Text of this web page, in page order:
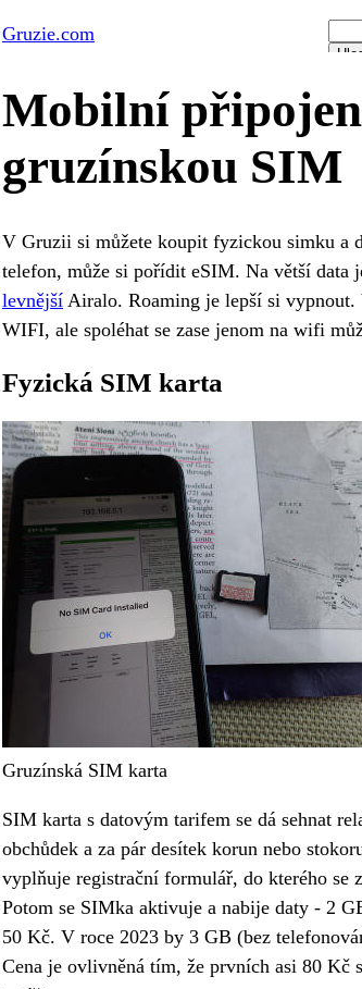
Gruzie.com
Mobilní
gruzínskou SIM
V Gruzii si můžete koupit fyzickou simku a
telefon, může si pořídit eSIM. Na větší data
levnější Airalo. Roaming je lepší si
WIFI, ale spoléhat se zase jenom na wifi
Fyzická SIM karta
Gruzínská SIM karta
SIM karta s datovým tarifem se dá sehnat
obchůdek a za pár desítek korun nebo
vyplňuje registrační formulář, do kterého se
Potom se SIMka aktivuje a nabije daty - 2
50 Kč. V roce 2023 by 3 GB (bez
Cena je ovlivněná tím, že prvních asi 80 Kč